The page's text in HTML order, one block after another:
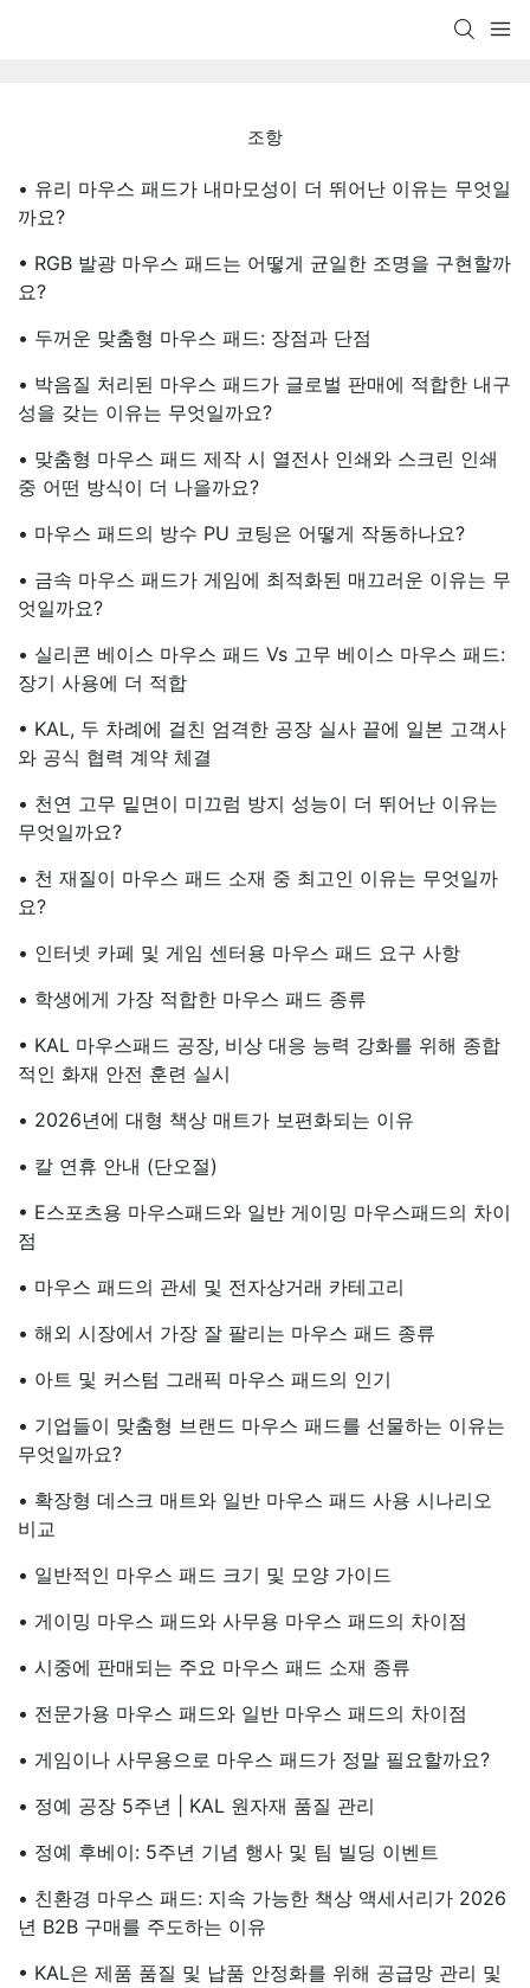
조항
• 유리 마우스 패드가 내마모성이 더 뛰어난 이유는 무엇일
까요?
• RGB 발광 마우스 패드는 어떻게 균일한 조명을 구현할까
요?
• 두꺼운 맞춤형 마우스 패드: 장점과 단점
• 박음질 처리된 마우스 패드가 글로벌 판매에 적합한 내구
성을 갖는 이유는 무엇일까요?
• 맞춤형 마우스 패드 제작 시 열전사 인쇄와 스크린 인쇄
중 어떤 방식이 더 나을까요?
• 마우스 패드의 방수 PU 코팅은 어떻게 작동하나요?
• 금속 마우스 패드가 게임에 최적화된 매끄러운 이유는 무
엇일까요?
• 실리콘 베이스 마우스 패드 Vs 고무 베이스 마우스 패드:
장기 사용에 더 적합
• KAL, 두 차례에 걸친 엄격한 공장 실사 끝에 일본 고객사
와 공식 협력 계약 체결
• 천연 고무 밑면이 미끄럼 방지 성능이 더 뛰어난 이유는
무엇일까요?
• 천 재질이 마우스 패드 소재 중 최고인 이유는 무엇일까
요?
• 인터넷 카페 및 게임 센터용 마우스 패드 요구 사항
• 학생에게 가장 적합한 마우스 패드 종류
• KAL 마우스패드 공장, 비상 대응 능력 강화를 위해 종합
적인 화재 안전 훈련 실시
• 2026년에 대형 책상 매트가 보편화되는 이유
• 칼 연휴 안내 (단오절)
• E스포츠용 마우스패드와 일반 게이밍 마우스패드의 차이
점
• 마우스 패드의 관세 및 전자상거래 카테고리
• 해외 시장에서 가장 잘 팔리는 마우스 패드 종류
• 아트 및 커스텀 그래픽 마우스 패드의 인기
• 기업들이 맞춤형 브랜드 마우스 패드를 선물하는 이유는
무엇일까요?
• 확장형 데스크 매트와 일반 마우스 패드 사용 시나리오
비교
• 일반적인 마우스 패드 크기 및 모양 가이드
• 게이밍 마우스 패드와 사무용 마우스 패드의 차이점
• 시중에 판매되는 주요 마우스 패드 소재 종류
• 전문가용 마우스 패드와 일반 마우스 패드의 차이점
• 게임이나 사무용으로 마우스 패드가 정말 필요할까요?
• 정예 공장 5주년 | KAL 원자재 품질 관리
• 정예 후베이: 5주년 기념 행사 및 팀 빌딩 이벤트
• 친환경 마우스 패드: 지속 가능한 책상 액세서리가 2026
년 B2B 구매를 주도하는 이유
• KAL은 제품 품질 및 납품 안정화를 위해 공급망 관리 및